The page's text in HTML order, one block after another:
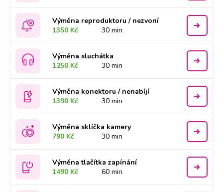
Výměna reproduktoru / nezvoní
1350 Kč
30 min
Výměna sluchátka
1250 Kč
30 min
Výměna konektoru / nenabíjí
1390 Kč
30 min
Výměna sklíčka kamery
790 Kč
30 min
Výměna tlačítka zapínání
1490 Kč
60 min